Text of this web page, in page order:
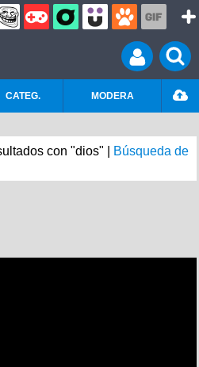
CATEG. MODERA
con "dios" |
Búsqueda de